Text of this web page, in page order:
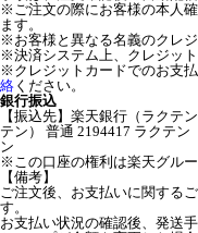
※ご注文の際にお客様の本人
ます。
※お客様と異なる名義のクレ
※決済システム上、クレジッ
※クレジットカードでのお支
絡 ください。
銀行振込
【振込先】楽天銀行（ラクテ
テン） 普通 2194417 ラクテ
ン
※この口座の権利は楽天グル
【備考】
ご注文後、お支払いに関する
す。
お支払い状況の確認後、発送